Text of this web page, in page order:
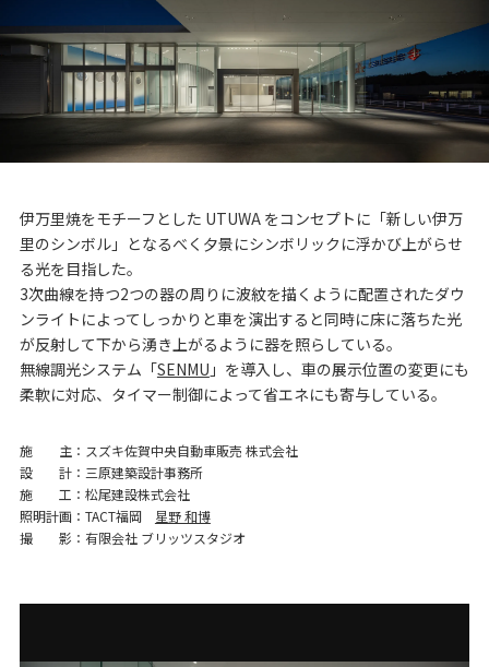
伊万里焼をモチーフとした UTUWA をコンセプトに「新しい伊万
里のシンボル」となるべく夕景にシンボリックに浮かび上がらせ
る光を目指した。
3次曲線を持つ2つの器の周りに波紋を描くように配置されたダウ
ンライトによってしっかりと車を演出すると同時に床に落ちた光
が反射して下から湧き上がるように器を照らしている。
無線調光システム「SENMU 」を導入し、車の展示位置の変更にも
柔軟に対応、タイマー制御によって省エネにも寄与している。
施主
スズキ佐賀中央自動車販売 株式会社
設計
三原建築設計事務所
施工
松尾建設株式会社
照明計画
TACT福岡 星野 和博
撮影
有限会社 ブリッツスタジオ